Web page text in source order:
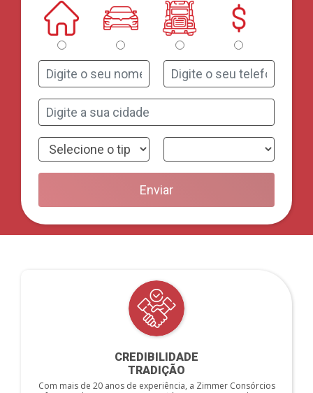
Enviar
CREDIBILIDADE
TRADIÇÃO
Com mais de 20 anos de experiência, a Zimmer Consórcios